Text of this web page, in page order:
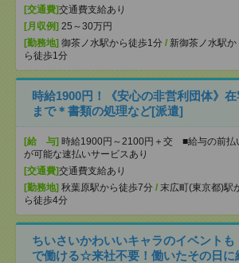
[交通費]交通費支給あり
[月収例] 25～30万円
[勤務地] 御茶ノ水駅から徒歩1分 / 新御茶ノ水駅か
ら徒歩1分
時給1900円！《安心の非営利団体》
まで＊書類の処理など[派遣]
[給 与] 時給1900円～2100円＋交 ■給与の前払
が可能な速払いサービスあり
[交通費]交通費支給あり
[勤務地] 秋葉原駅から徒歩7分 / 末広町(東京都)駅
ら徒歩4分
ちいさいかわいいキャラのイベントも
で働ける☆来社不要！働いたその日に